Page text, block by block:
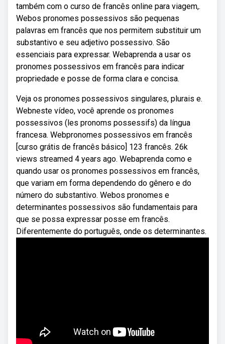
também com o curso de francês online para viagem,.
Webos pronomes possessivos são pequenas
palavras em francês que nos permitem substituir um
substantivo e seu adjetivo possessivo. São
essenciais para expressar. Webaprenda a usar os
pronomes possessivos em francês para indicar
propriedade e posse de forma clara e concisa.
Veja os pronomes possessivos singulares, plurais e.
Webneste vídeo, você aprende os pronomes
possessivos (les pronoms possessifs) da língua
francesa. Webpronomes possessivos em francês
[curso grátis de francês básico] 123 francês. 26k
views streamed 4 years ago. Webaprenda como e
quando usar os pronomes possessivos em francês,
que variam em forma dependendo do gênero e do
número do substantivo. Webos pronomes e
determinantes possessivos são fundamentais para
que se possa expressar posse em francês.
Diferentemente do português, onde os determinantes.